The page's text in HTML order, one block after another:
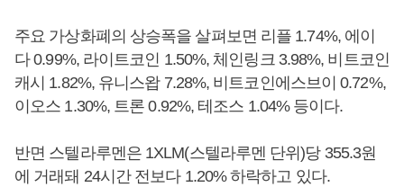
주요 가상화폐의 상승폭을 살펴보면 리플 1.74%, 에이
다 0.99%, 라이트코인 1.50%, 체인링크 3.98%, 비트코인
캐시 1.82%, 유니스왑 7.28%, 비트코인에스브이 0.72%,
이오스 1.30%, 트론 0.92%, 테조스 1.04% 등이다.
반면 스텔라루멘은 1XLM(스텔라루멘 단위)당 355.3원
에 거래돼 24시간 전보다 1.20% 하락하고 있다.